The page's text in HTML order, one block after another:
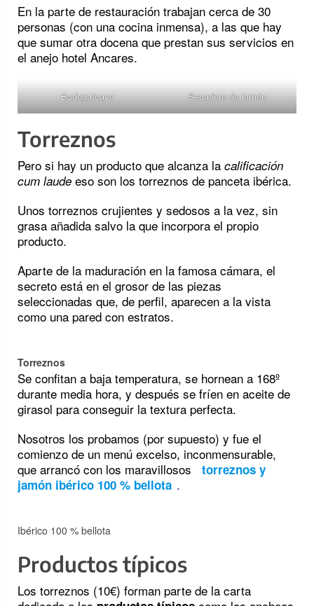
En la parte de restauración trabajan cerca de 30
personas (con una cocina inmensa), a las que hay
que sumar otra docena que prestan sus servicios en
el anejo hotel Ancares.
Bodega/cava Secadero de jamón
Torreznos
Pero si hay un producto que alcanza la calificación
cum laude eso son los torreznos de panceta ibérica.
Unos torreznos crujientes y sedosos a la vez, sin
grasa añadida salvo la que incorpora el propio
producto.
Aparte de la maduración en la famosa cámara, el
secreto está en el grosor de las piezas
seleccionadas que, de perfil, aparecen a la vista
como una pared con estratos.
Torreznos
Se confitan a baja temperatura, se hornean a 168º
durante media hora, y después se fríen en aceite de
girasol para conseguir la textura perfecta.
Nosotros los probamos (por supuesto) y fue el
comienzo de un menú excelso, inconmensurable,
que arrancó con los maravillosos
torreznos y
jamón ibérico 100 % bellota .
Ibérico 100 % bellota
Productos típicos
Los torreznos (10€) forman parte de la carta